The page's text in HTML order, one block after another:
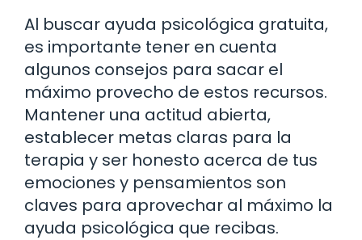
Al buscar ayuda psicológica gratuita,
es importante tener en cuenta
algunos consejos para sacar el
máximo provecho de estos recursos.
Mantener una actitud abierta,
establecer metas claras para la
terapia y ser honesto acerca de tus
emociones y pensamientos son
claves para aprovechar al máximo la
ayuda psicológica que recibas.